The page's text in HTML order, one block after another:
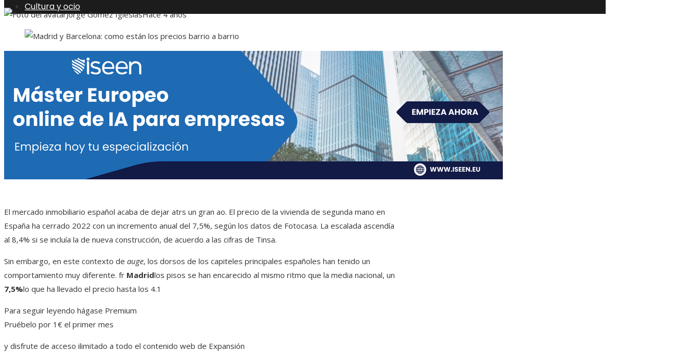
Cultura y ocio
Jorge Gómez IglesiasHace 4 años
El mercado inmobiliario español acaba de dejar atrs un gran ao. El precio de la vivienda de segunda mano en
España ha cerrado 2022 con un incremento anual del 7,5%, según los datos de Fotocasa. La escalada ascendía
al 8,4% si se incluía la de nueva construcción, de acuerdo a las cifras de Tinsa.
Sin embargo, en este contexto de auge, los dorsos de los capiteles principales españoles han tenido un
comportamiento muy diferente. fr Madridlos pisos se han encarecido al mismo ritmo que la media nacional, un
7,5%lo que ha llevado el precio hasta los 4.1
Para seguir leyendo hágase Premium
Pruébelo por 1€ el primer mes
y disfrute de acceso ilimitado a todo el contenido web de Expansión